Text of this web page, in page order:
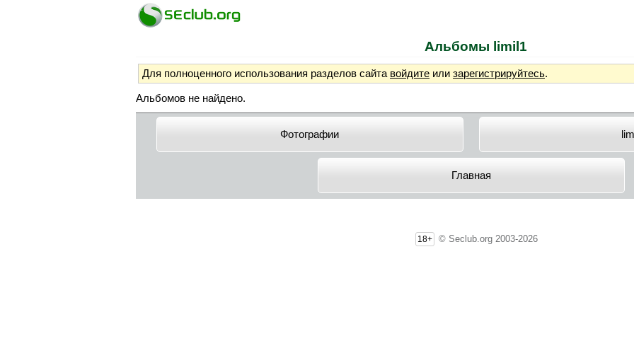
Альбомы limil1
Для полноценного использования разделов сайта войдите или зарегистрируйтесь.
Альбомов не найдено.
Фотографии
Главная
18+ © Seclub.org 2003-2026